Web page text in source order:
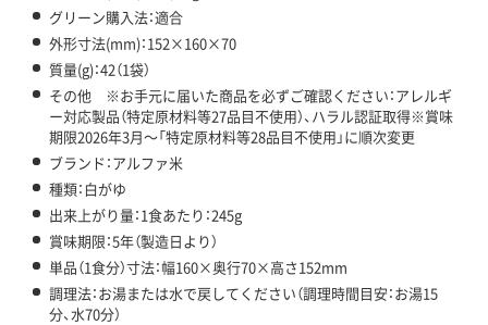
グリーン購入法：適合
外形寸法(mm)：152×160×70
質量(g)：42（1袋）
その他 ※お手元に届いた商品を必ずご確認ください：アレルギ
ー対応製品（特定原材料等27品目不使用）、ハラル認証取得※賞味
期限2026年3月～「特定原材料等28品目不使用」に順次変更
ブランド：アルファ米
種類：白がゆ
出来上がり量：1食あたり：245g
賞味期限：5年（製造日より）
単品（1食分）寸法：幅160×奥行70×高さ152mm
調理法：お湯または水で戻してください（調理時間目安：お湯15
分、水70分）